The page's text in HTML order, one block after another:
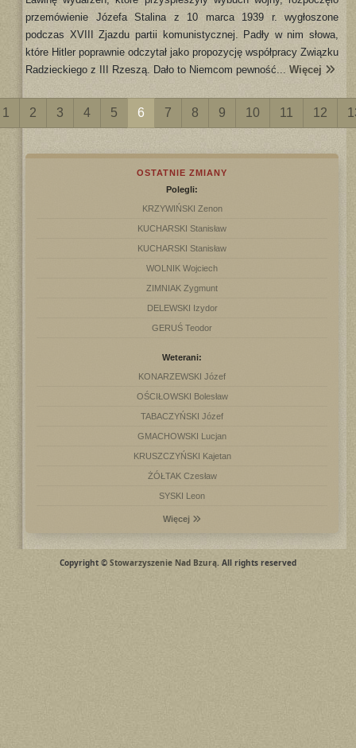
przemówienie Józefa Stalina z 10 marca 1939 r. wygłoszone
podczas XVIII Zjazdu partii komunistycznej. Padły w nim słowa,
które Hitler poprawnie odczytał jako propozycję współpracy Związku
Radzieckiego z III Rzeszą. Dało to Niemcom pewność... Więcej
1 2 3 4 5 6 7 8 9 10 11 12
OSTATNIE ZMIANY
Polegli:
KRZYWIŃSKI Zenon
KUCHARSKI Stanisław
KUCHARSKI Stanisław
WOLNIK Wojciech
ZIMNIAK Zygmunt
DELEWSKI Izydor
GERUŚ Teodor
Weterani:
KONARZEWSKI Józef
OŚCIŁOWSKI Bolesław
TABACZYŃSKI Józef
GMACHOWSKI Lucjan
KRUSZCZYŃSKI Kajetan
ŻÓŁTAK Czesław
SYSKI Leon
Więcej
Copyright © Stowarzyszenie Nad Bzurą. All rights reserved